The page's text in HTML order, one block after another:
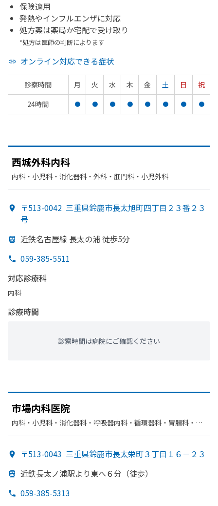
保険適用
発熱やインフルエンザに対応
処方薬は薬局か宅配で受け取り
*処方は医師の判断によります
オンライン対応できる症状
診察時間 月 火 水 木 金 土 日
祝
24時間
● ● ● ● ● ● ● ●
西城外科内科
内科・​小児科・​消化器科・​外科・​肛門科・​小児外科
〒513-0042 三重県鈴鹿市長太旭町四丁目２３番２３
号
近鉄名古屋線 長太の浦 徒歩5分
059-385-5511
対応診療科
内科
診療時間
診察時間は病院にご確認ください
市場内科医院
内科・​小児科・​消化器科・​呼吸器内科・​循環器科・​胃腸科・​呼
〒513-0043 三重県鈴鹿市長太栄町３丁目１６－２３
近鉄長太ノ浦駅より東へ６分 （徒歩）
059-385-5313